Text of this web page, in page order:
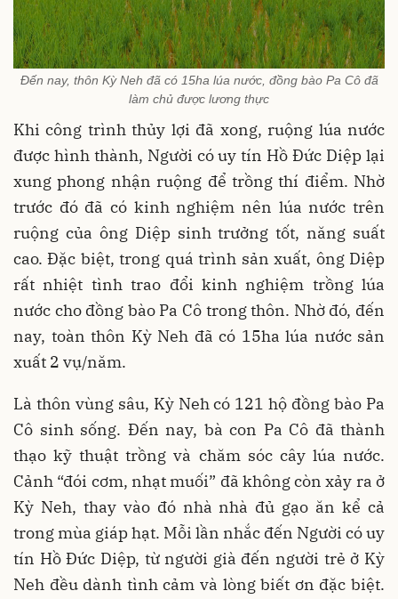
Đến nay, thôn Kỳ Neh đã có 15ha lúa nước, đồng bào Pa Cô đã
làm chủ được lương thực
Khi công trình thủy lợi đã xong, ruộng lúa nước
được hình thành, Người có uy tín Hồ Đức Diệp lại
xung phong nhận ruộng để trồng thí điểm. Nhờ
trước đó đã có kinh nghiệm nên lúa nước trên
ruộng của ông Diệp sinh trưởng tốt, năng suất
cao. Đặc biệt, trong quá trình sản xuất, ông Diệp
rất nhiệt tình trao đổi kinh nghiệm trồng lúa
nước cho đồng bào Pa Cô trong thôn. Nhờ đó, đến
nay, toàn thôn Kỳ Neh đã có 15ha lúa nước sản
xuất 2 vụ/năm.
Là thôn vùng sâu, Kỳ Neh có 121 hộ đồng bào Pa
Cô sinh sống. Đến nay, bà con Pa Cô đã thành
thạo kỹ thuật trồng và chăm sóc cây lúa nước.
Cảnh “đói cơm, nhạt muối” đã không còn xảy ra ở
Kỳ Neh, thay vào đó nhà nhà đủ gạo ăn kể cả
trong mùa giáp hạt. Mỗi lần nhắc đến Người có uy
tín Hồ Đức Diệp, từ người già đến người trẻ ở Kỳ
Neh đều dành tình cảm và lòng biết ơn đặc biệt.